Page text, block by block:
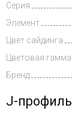
Серия
Элемент
Цвет сайдинга
Цветовая гамма
Бренд
J-профиль